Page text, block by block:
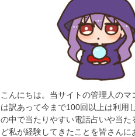
こんにちは。当サイトの管理人のマ
は訳あって今まで100回以上は利用
の中で当たりやすい電話占いや当た
ど私が経験してきたことを皆さんに